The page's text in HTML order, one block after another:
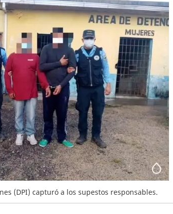
(DPI) capturó a los supestos responsables.